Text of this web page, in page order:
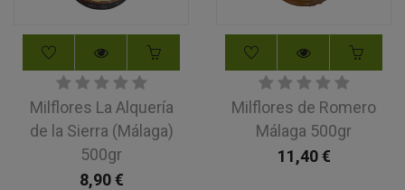
Milflores La Alquería
de la Sierra (Málaga)
500gr
8,90€
Milflores de Romero
Málaga 500gr
11,40€